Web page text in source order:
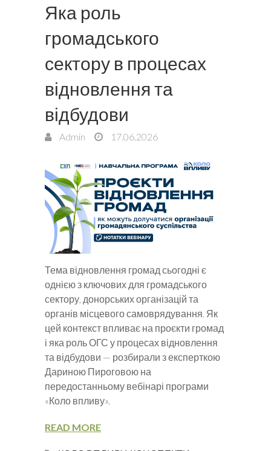
Яка роль
громадського
сектору в процесах
відновлення та
відбудови
Admin 17.06.2026
Тема відновлення громад сьогодні є
однією з ключових для громадського
сектору, донорських організацій та
органів місцевого самоврядування. Як
цей контекст впливає на проєкти громад
і яка роль ОГС у процесах відновлення
та відбудови — розбирали з експерткою
Дариною Пироговою на
передостанньому вебінарі програми
«Коло впливу».
READ MORE